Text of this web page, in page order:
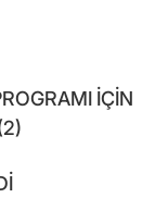
İÇİN